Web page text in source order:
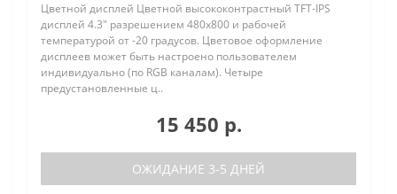
Цветной дисплей Цветной высококонтрастный TFT-IPS
дисплей 4.3" разрешением 480х800 и рабочей
температурой от -20 градусов. Цветовое оформление
дисплеев может быть настроено пользователем
индивидуально (по RGB каналам). Четыре
предустановленные ц..
15 450 р.
ОЖИДАНИЕ 3-5 ДНЕЙ